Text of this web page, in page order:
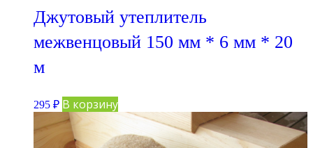
Джутовый утеплитель
межвенцовый 150 мм * 6 мм * 20
м
295 ₽ В корзину